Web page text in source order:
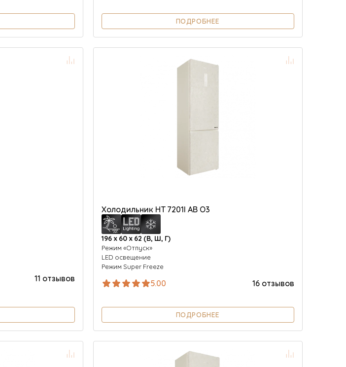
ПОДРОБНЕЕ
11 отзывов
Холодильник HT 7201I AB O3
196 х 60 х 62 (В, Ш, Г)
Режим «Отпуск»
LED освещение
Режим Super Freeze
5.00 16 отзывов
ПОДРОБНЕЕ